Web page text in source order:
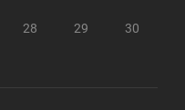
28 29 30